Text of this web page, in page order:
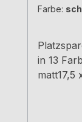
Farbe:
in 13
matt17,5